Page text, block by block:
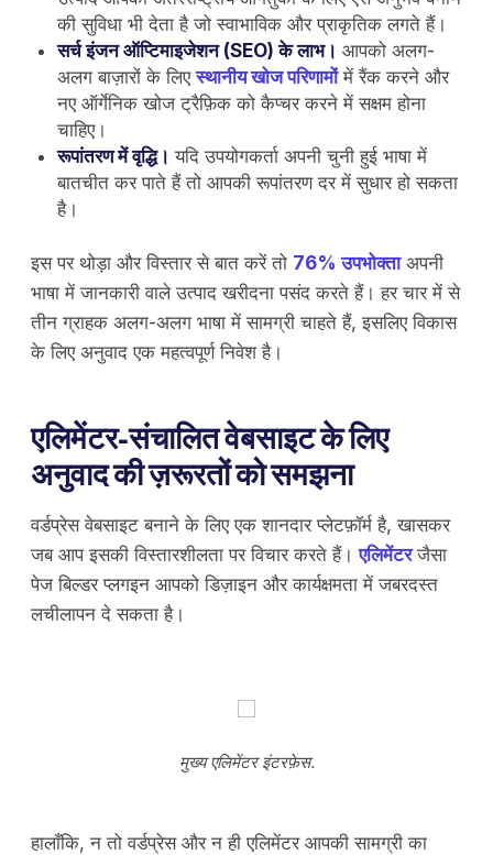
की सुविधा भी देता है जो स्वाभाविक और प्राकृतिक लगते हैं।
सर्च इंजन ऑप्टिमाइजेशन (SEO) के लाभ। आपको अलग-
अलग बाज़ारों के लिएस्थानीय खोज परिणामोंमें रैंक करने और
नए ऑर्गेनिक खोज ट्रैफ़िक को कैप्चर करने में सक्षम होना
चाहिए।
रूपांतरण में वृद्धि। यदि उपयोगकर्ता अपनी चुनी हुई भाषा में
बातचीत कर पाते हैं तो आपकी रूपांतरण दर में सुधार हो सकता
है।
इस पर थोड़ा और विस्तार से बात करें तो 76% उपभोक्ताअपनी
भाषा में जानकारी वाले उत्पाद खरीदना पसंद करते हैं। हर चार में से
तीन ग्राहक अलग-अलग भाषा में सामग्री चाहते हैं, इसलिए विकास
के लिए अनुवाद एक महत्वपूर्ण निवेश है।
एलिमेंटर-संचालित वेबसाइट के लिए
अनुवाद की ज़रूरतों को समझना
वर्डप्रेस वेबसाइट बनाने के लिए एक शानदार प्लेटफ़ॉर्म है, खासकर
जब आप इसकी विस्तारशीलता पर विचार करते हैं।एलिमेंटरजैसा
पेज बिल्डर प्लगइन आपको डिज़ाइन और कार्यक्षमता में जबरदस्त
लचीलापन दे सकता है।
मुख्य एलिमेंटर इंटरफ़ेस.
हालाँकि, न तो वर्डप्रेस और न ही एलिमेंटर आपकी सामग्री का